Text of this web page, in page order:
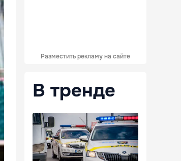
Разместить рекламу на сайте
В тренде